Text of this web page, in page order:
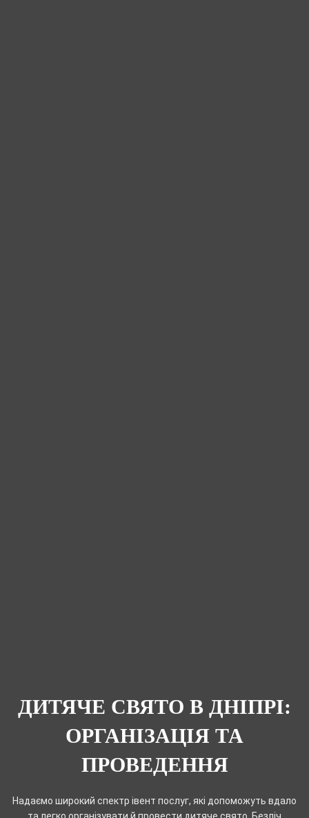
ДИТЯЧЕ СВЯТО В ДНІПРІ:
ОРГАНІЗАЦІЯ ТА
ПРОВЕДЕННЯ
Надаємо широкий спектр івент послуг, які допоможуть вдало
та легко організувати й провести дитяче свято. Безліч